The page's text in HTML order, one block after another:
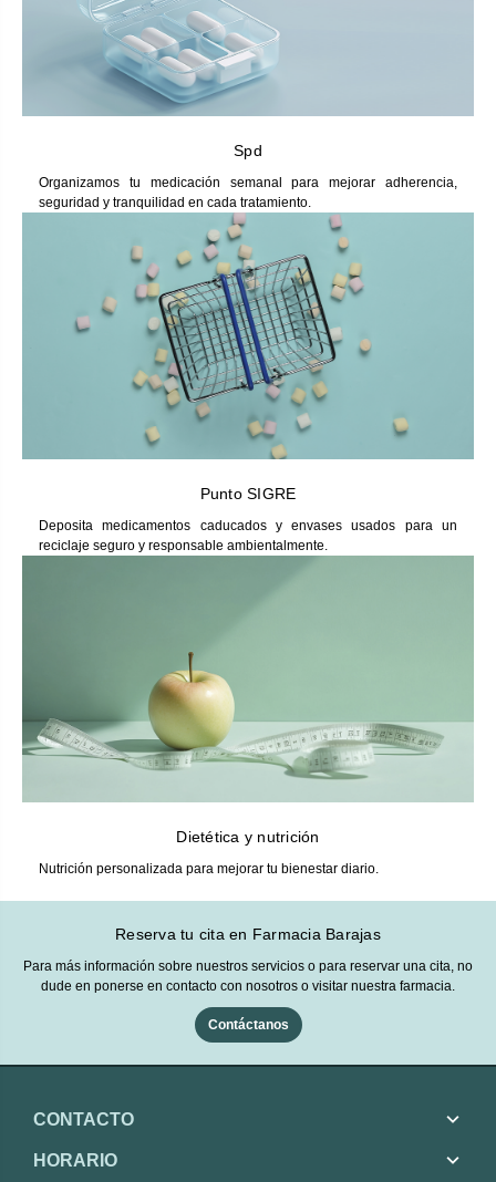
Spd
Organizamos tu medicación semanal para mejorar adherencia,
seguridad y tranquilidad en cada tratamiento.
Punto SIGRE
Deposita medicamentos caducados y envases usados para un
reciclaje seguro y responsable ambientalmente.
Dietética y nutrición
Nutrición personalizada para mejorar tu bienestar diario.
Reserva tu cita en Farmacia Barajas
Para más información sobre nuestros servicios o para reservar una cita, no
dude en ponerse en contacto con nosotros o visitar nuestra farmacia.
Contáctanos
CONTACTO
HORARIO